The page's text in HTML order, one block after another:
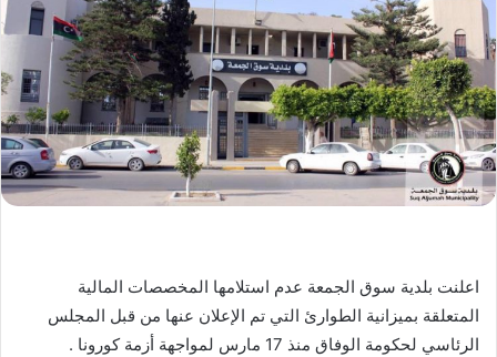
اعلنت بلدية سوق الجمعة عدم استلامها المخصصات المالية
المتعلقة بميزانية الطوارئ التي تم الإعلان عنها من قبل المجلس
الرئاسي لحكومة الوفاق منذ 17 مارس لمواجهة أزمة كورونا .